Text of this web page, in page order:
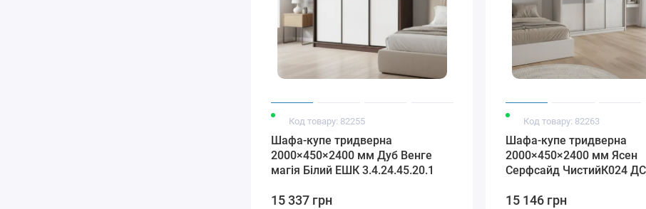
Код товару: 82255
Шафа-купе тридверна
2000×450×2400 мм Дуб Венге
магія Білий EШК 3.4.24.45.20.1
15 337 грн
Код товару: 82263
Шафа-купе тридверна
2000×450×2400 мм Ясен
Серфсайд ЧистийК024
15 146 грн